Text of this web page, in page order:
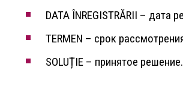
DATA ÎNREGISTRĂRII – дата
TERMEN – срок
SOLUȚIE – принятое решение.